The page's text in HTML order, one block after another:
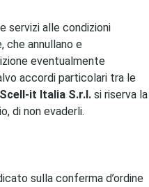
servizi alle condizioni
che annullano e
eventualmente
accordi particolari tra le
Scell-it Italia S.r.l. si riserva la
di non evaderli.
sulla conferma d’ordine